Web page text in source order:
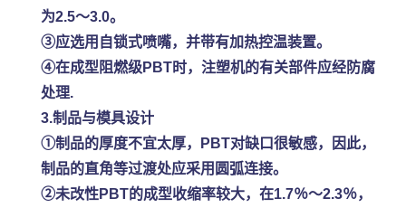
为2.5～3.0。
③应选用自锁式喷嘴，并带有加热控温装置。
④在成型阻燃级PBT时，注塑机的有关部件应经防腐
处理.
3.制品与模具设计
①制品的厚度不宜太厚，PBT对缺口很敏感，因此，
制品的直角等过渡处应采用圆弧连接。
②未改性PBT的成型收缩率较大，在1.7％～2.3％，